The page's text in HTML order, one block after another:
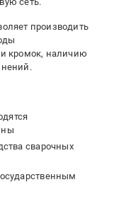
производить
кромок, наличию
сварочных